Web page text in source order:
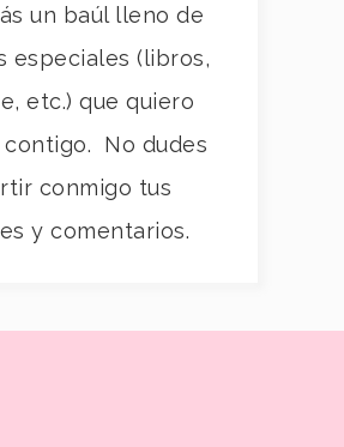
un baúl lleno de
especiales (libros,
etc.) que quiero
No dudes
conmigo tus
y comentarios.